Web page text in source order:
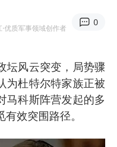
后的“青海拉面”店
1岁宝宝碰坏纸巾盒 宝妈被索赔924元
女子开一天一夜空调后二氧化碳中毒
97岁英国奶奶飞上天再破吉尼斯纪录
调24小时开着更省电”不实
·优质军事领域创作者
0
坛风云突变，局势骤
为杜特尔特家族正被
马科斯阵营发起的多
效突围路径。